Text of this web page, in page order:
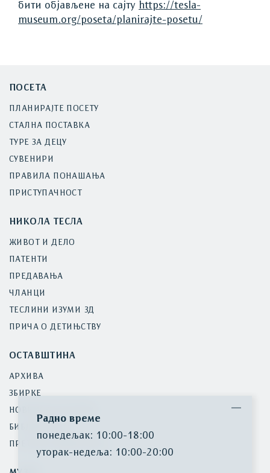
бити објављене на сајту https://tesla-
museum.org/poseta/planirajte-posetu/
ПОСЕТА
ПЛАНИРАЈТЕ ПОСЕТУ
СТАЛНА ПОСТАВКА
ТУРЕ ЗА ДЕЦУ
СУВЕНИРИ
ПРАВИЛА ПОНАШАЊА
ПРИСТУПАЧНОСТ
НИКОЛА ТЕСЛА
ЖИВОТ И ДЕЛО
ПАТЕНТИ
ПРЕДАВАЊА
ЧЛАНЦИ
ТЕСЛИНИ ИЗУМИ 3Д
ПРИЧА О ДЕТИЊСТВУ
ОСТАВШТИНА
АРХИВА
ЗБИРКЕ
НОВИНСКИ ИСЕЧЦИ
БИБЛИОТЕКА
ПРЕТРАГА ИНВЕНТАРА
Радно време
понедељак: 10:00-18:00
уторак-недеља: 10:00-20:00